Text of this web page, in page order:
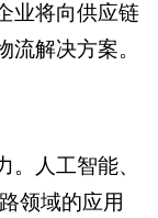
业将向供应链
解决方案。
人工智能、
领域的应用